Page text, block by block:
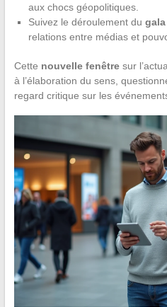
aux chocs géopolitiques.
Suivez le déroulement du gala
relations entre médias et
Cette nouvelle fenêtresur
à l’élaboration du sens,
regard critique sur les